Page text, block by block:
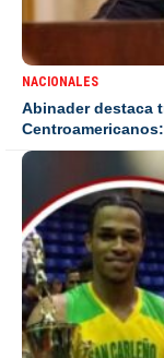
NACIONALES
Abinader destaca